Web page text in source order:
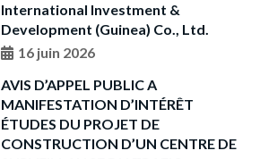
International Investment &
Development (Guinea) Co., Ltd.
16 juin 2026
AVIS D’APPEL PUBLIC A
MANIFESTATION D’INTÉRÊT
ÉTUDES DU PROJET DE
CONSTRUCTION D’UN CENTRE DE